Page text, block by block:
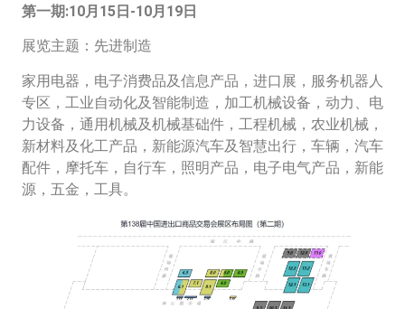
第一期:10月15日-10月19日
展览主题：先进制造
家用电器，电子消费品及信息产品，进口展，服务机器人
专区，工业自动化及智能制造，加工机械设备，动力、电
力设备，通用机械及机械基础件，工程机械，农业机械，
新材料及化工产品，新能源汽车及智慧出行，车辆，汽车
配件，摩托车，自行车，照明产品，电子电气产品，新能
源，五金，工具。